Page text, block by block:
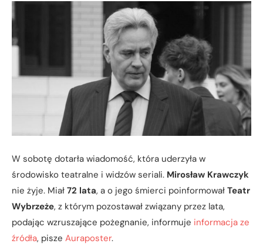
W sobotę dotarła wiadomość, która uderzyła w
środowisko teatralne i widzów seriali. Mirosław Krawczyk
nie żyje. Miał 72 lata, a o jego śmierci poinformował Teatr
Wybrzeże, z którym pozostawał związany przez lata,
podając wzruszające pożegnanie, informuje informacja ze
źródła, pisze Auraposter.